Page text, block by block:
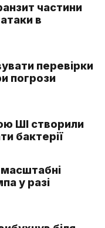
частини
в
перевірки
погрози
ШІ створили
бактерії
у разі